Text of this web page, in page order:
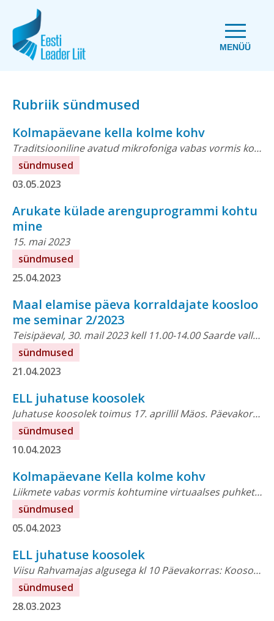
MENÜÜ
Rubriik sündmused
03.05.2023
Kolmapäevane kella kolme kohv
Traditsiooniline avatud mikrofoniga vabas vormis kohvitund kuu esimesel kolmapäeval toimub Teamsis: https://teams.live.com/meet/9475099906772 Teemaks on seekord õppimine teiste kehvadest kogemustest: kas...
sündmused
25.04.2023
Arukate külade arenguprogrammi kohtu
mine
15. mai 2023
sündmused
21.04.2023
Maal elamise päeva korraldajate koosloo
me seminar 2/2023
Teisipäeval, 30. mail 2023 kell 11.00-14.00 Saarde vallamajas Kilingi-Nõmmel Pärnumaal Külastussündmus “Maal elamise päev” toimub 23. septembril 2023 juba VIIENDAT korda. Maal elamise päevaga...
sündmused
10.04.2023
ELL juhatuse koosolek
Juhatuse koosolek toimus 17. aprillil Mäos. Päevakorras: Koosoleku protokoll Lähem info: Triin KallasEesti Leader Liittegevjuhttriin@leaderliit.eu
sündmused
05.04.2023
Kolmapäevane Kella kolme kohv
Liikmete vabas vormis kohtumine virtuaalses puhketoas. Alustame sellest, et Kodukant Läänemaa tutvustab oma tegemisi, rõõme ja muresid.
sündmused
28.03.2023
ELL juhatuse koosolek
Viisu Rahvamajas algusega kl 10 Päevakorras: Koosoleku protokoll Lähem info: Triin KallasEesti Leader Liittegevjuhttriin@leaderliit.eu
sündmused